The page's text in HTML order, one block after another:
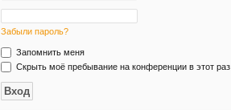
Забыли пароль?
Запомнить меня
Скрыть моё пребывание на конференции в этот раз